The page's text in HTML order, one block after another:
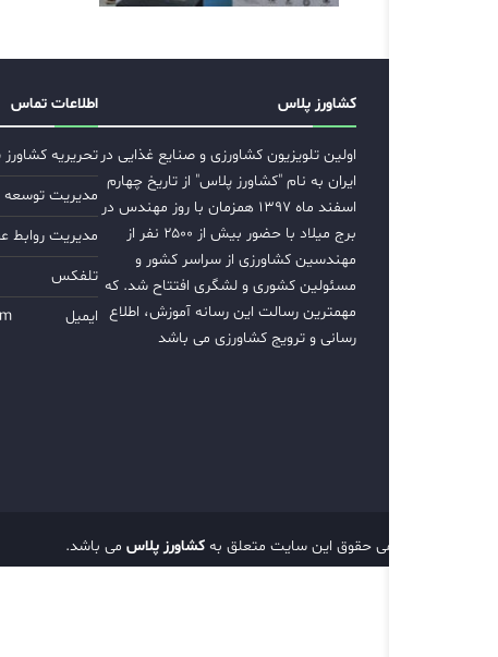
کشاورز پلاس
اولین تلویزیون کشاورزی و صنایع غذایی در
ایران به نام "کشاورز پلاس" از تاریخ چهارم
اسفند ماه ۱۳۹۷ همزمان با روز مهندس در
برج میلاد با حضور بیش از ۲۵۰۰ نفر از
مهندسین کشاورزی از سراسر کشور و
مسئولین کشوری و لشگری افتتاح شد. که
مهمترین رسالت این رسانه آموزش، اطلاع
رسانی و ترویج کشاورزی می باشد
اطلاعات تماس
تحریریه
مدیریت توسعه
مدیریت روابط
تلفکس
ایمیل
تمامی حقوق این سایت متعلق به کشاورز پلاس می باشد.